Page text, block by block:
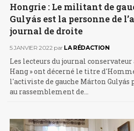
Hongrie : Le militant de
Gulyás est la personne de
journal de droite
5 JANVIER 2022 par LA RÉDACTION
Les lecteurs du journal
Hang » ont décerné le titre
l'activiste de gauche Márton Gulyás
au rassemblement de…